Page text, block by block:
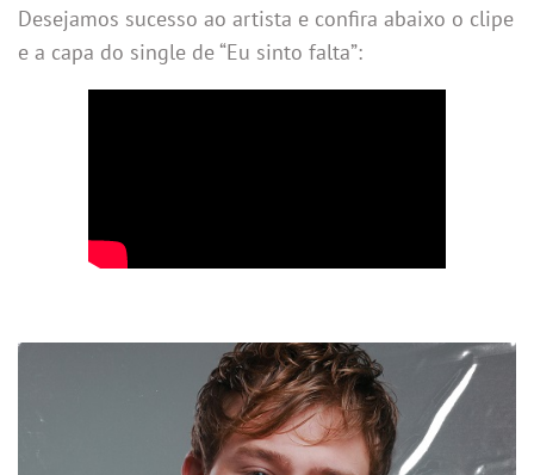
Desejamos sucesso ao artista e confira abaixo o clipe
e a capa do single de “Eu sinto falta”: